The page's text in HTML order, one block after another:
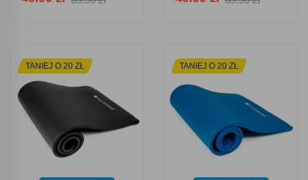
TANIEJ O 20 ZŁ TANIEJ O 20 ZŁ